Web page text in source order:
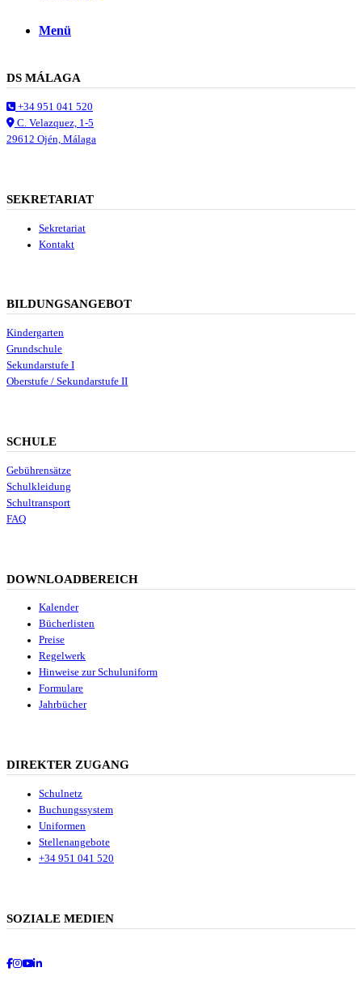
Menü
DS MÁLAGA
+34 951 041 520
C. Velazquez, 1-5
29612 Ojén, Málaga
SEKRETARIAT
Sekretariat
Kontakt
BILDUNGSANGEBOT
Kindergarten
Grundschule
Sekundarstufe I
Oberstufe / Sekundarstufe II
SCHULE
Gebührensätze
Schulkleidung
Schultransport
FAQ
DOWNLOADBEREICH
Kalender
Bücherlisten
Preise
Regelwerk
Hinweise zur Schuluniform
Formulare
Jahrbücher
DIREKTER ZUGANG
Schulnetz
Buchungssystem
Uniformen
Stellenangebote
+34 951 041 520
SOZIALE MEDIEN